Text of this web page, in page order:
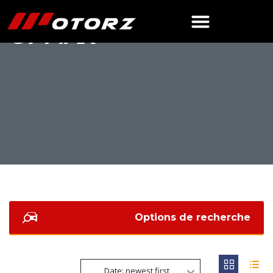
G7 MAX
Options de recherche
Date: newest first